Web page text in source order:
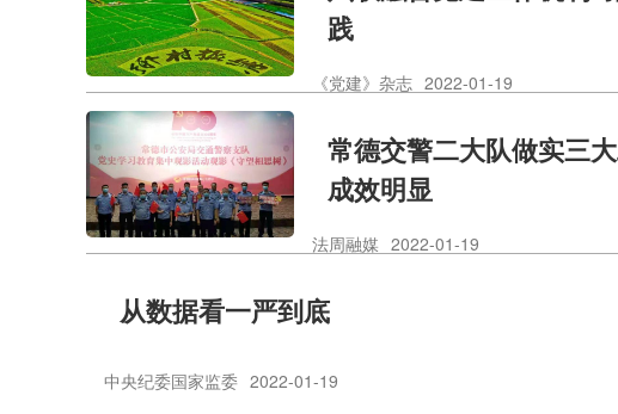
践
《党建》杂志 2022-01-19
常德交警二大队做实三
成效明显
法周融媒 2022-01-19
从数据看一严到底
中央纪委国家监委 2022-01-19